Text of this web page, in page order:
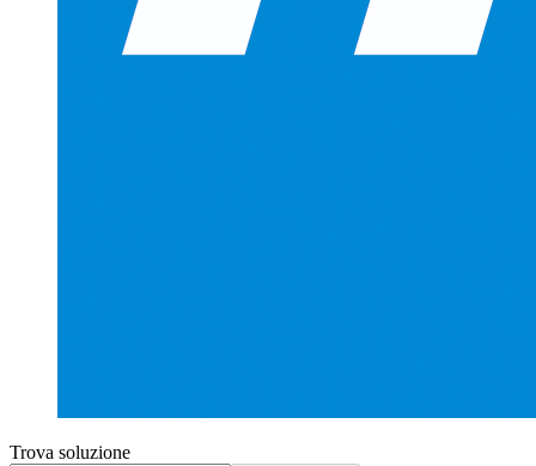
Trova soluzione